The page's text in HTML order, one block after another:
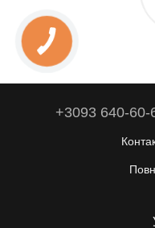
+3093 640-60-